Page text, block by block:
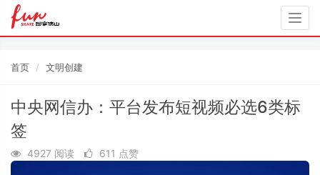
首页 文明创建
中央网信办：平台发布短视频必选6类标
签
4927 阅读 611 点赞